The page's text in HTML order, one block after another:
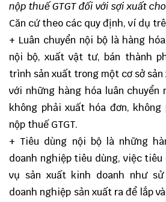
nộp thuế GTGT đối với sợi xuất
Căn cứ theo các quy định, ví dụ
+ Luân chuyển nội bộ là hàng
nội bộ, xuất vật tư, bán thành
trình sản xuất trong một cơ sở
với những hàng hóa luân chuyển
không phải xuất hóa đơn,
nộp thuế GTGT.
+ Tiêu dùng nội bộ là những
doanh nghiệp tiêu dùng, việc
vụ sản xuất kinh doanh như
doanh nghiệp sản xuất ra để lắp